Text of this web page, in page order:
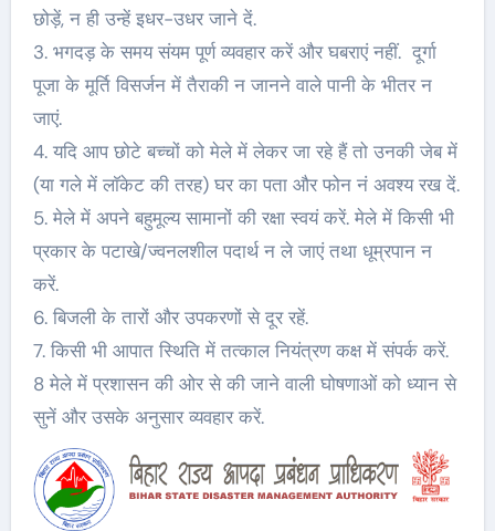
छोड़ें, न ही उन्हें इधर-उधर जाने दें.
3. भगदड़ के समय संयम पूर्ण व्यवहार करें और घबराएं नहीं. दूर्गा
पूजा के मूर्ति विसर्जन में तैराकी न जानने वाले पानी के भीतर न
जाएं.
4. यदि आप छोटे बच्चों को मेले में लेकर जा रहे हैं तो उनकी जेब में
(या गले में लाॅकेट की तरह) घर का पता और फोन नं अवश्य रख दें.
5. मेले में अपने बहुमूल्य सामानों की रक्षा स्वयं करें. मेले में किसी भी
प्रकार के पटाखे/ज्वनलशील पदार्थ न ले जाएं तथा धूम्रपान न
करें.
6. बिजली के तारों और उपकरणों से दूर रहें.
7. किसी भी आपात स्थिति में तत्काल नियंत्रण कक्ष में संपर्क करें.
8 मेले में प्रशासन की ओर से की जाने वाली घोषणाओं को ध्यान से
सुनें और उसके अनुसार व्यवहार करें.